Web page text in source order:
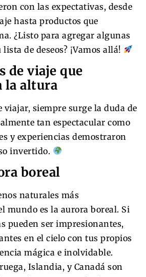
con las expectativas, desde
hasta productos que
¿Listo para agregar algunas
de deseos? ¡Vamos allá!
de viaje que
la altura
viajar, siempre surge la duda de
tan espectacular como
y experiencias demostraron
invertido.
boreal
naturales más
mundo es la aurora boreal. Si
pueden ser impresionantes,
en el cielo con tus propios
mágica e inolvidable.
Islandia, y Canadá son